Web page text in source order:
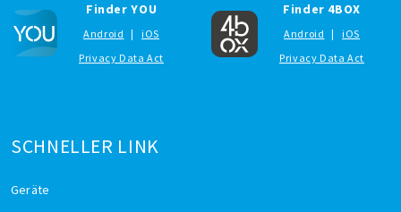
SCHNELLER LINK
Geräte
Finder YOU
Android |
iOS
Privacy Data Act
Finder 4BOX
Android |
iOS
Privacy Data Act